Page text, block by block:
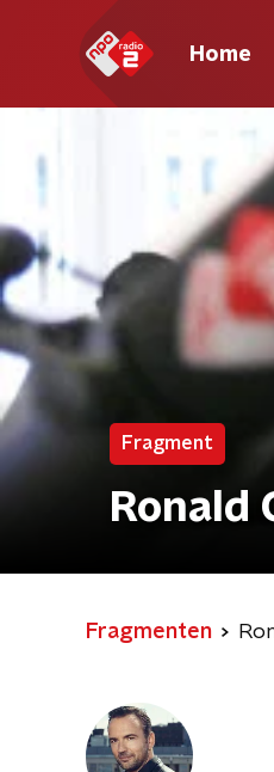
Home
Fragment
Ronald
Fragmenten